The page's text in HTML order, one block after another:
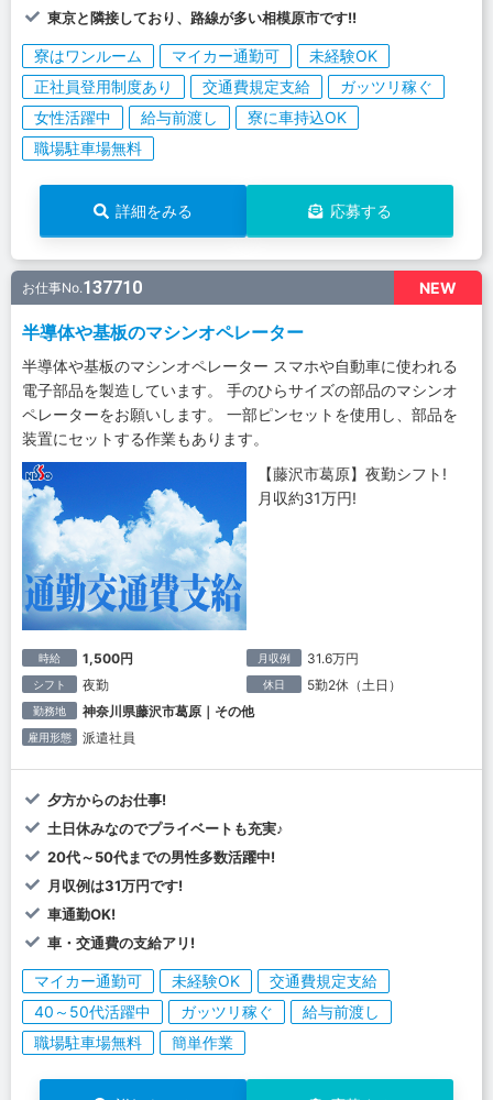
東京と隣接しており、路線が多い相模原市です!!
寮はワンルーム マイカー通勤可
未経験OK
正社員登用制度あり
交通費規定支給
ガッツリ稼ぐ
女性活躍中
給与前渡し
寮に車持込OK
職場駐車場無料
詳細をみる 応募する
NEW
お仕事No.137710
半導体や基板のマシンオペレーター
半導体や基板のマシンオペレーター スマホや自動車に使われる
電子部品を製造しています。 手のひらサイズの部品のマシンオ
ペレーターをお願いします。 一部ピンセットを使用し、部品を
装置にセットする作業もあります。
【藤沢市葛原】夜勤シフト!
月収約31万円!
時給 1,500円 月収例 31.6万円
シフト 夜勤 休日 5勤2休（土日）
勤務地 神奈川県藤沢市葛原｜その他
雇用形態 派遣社員
夕方からのお仕事!
土日休みなのでプライベートも充実♪
20代～50代までの男性多数活躍中!
月収例は31万円です!
車通勤OK!
車・交通費の支給アリ!
マイカー通勤可 未経験OK
交通費規定支給
40～50代活躍中
ガッツリ稼ぐ
給与前渡し
職場駐車場無料
簡単作業